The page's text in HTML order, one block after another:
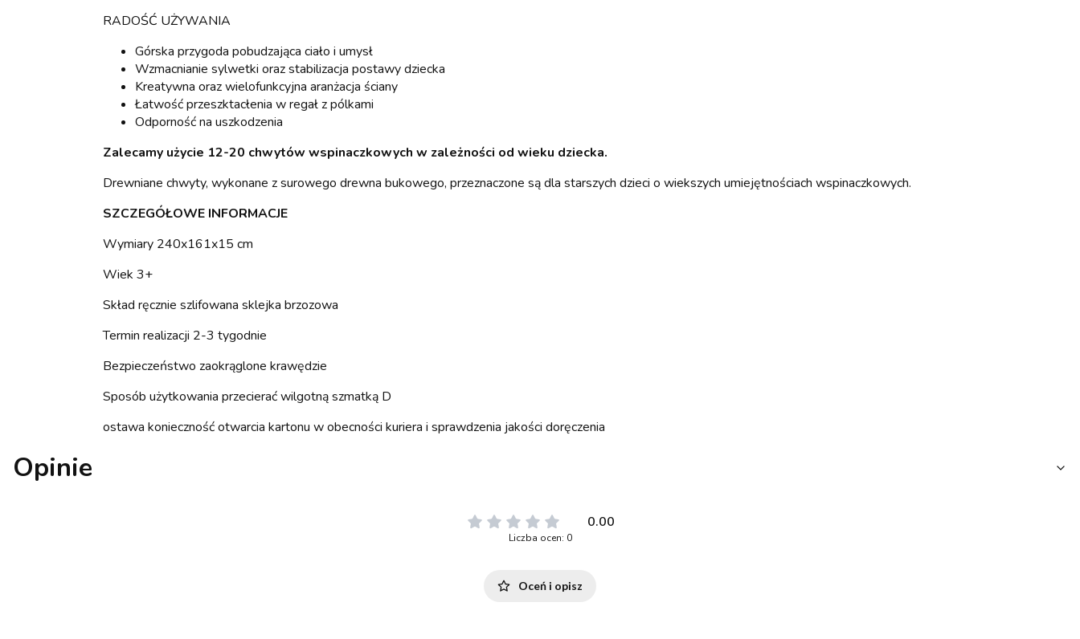
RADOŚĆ UŻYWANIA
Górska przygoda pobudzająca ciało i umysł
Wzmacnianie sylwetki oraz stabilizacja postawy dziecka
Kreatywna oraz wielofunkcyjna aranżacja ściany
Łatwość przeszktacłenia w regał z pólkami
Odporność na uszkodzenia
Zalecamy użycie 12-20 chwytów wspinaczkowych w zależności od wieku dziecka.
Drewniane chwyty, wykonane z surowego drewna bukowego, przeznaczone są dla starszych dzieci o wiekszych umiejętnościach wspinaczkowych.
SZCZEGÓŁOWE INFORMACJE
Wymiary 240x161x15 cm
Wiek 3+
Skład ręcznie szlifowana sklejka brzozowa
Termin realizacji 2-3 tygodnie
Bezpieczeństwo zaokrąglone krawędzie
Sposób użytkowania przecierać wilgotną szmatką D
ostawa konieczność otwarcia kartonu w obecności kuriera i sprawdzenia jakości doręczenia
Opinie
0.00
Liczba ocen: 0
Oceń i opisz